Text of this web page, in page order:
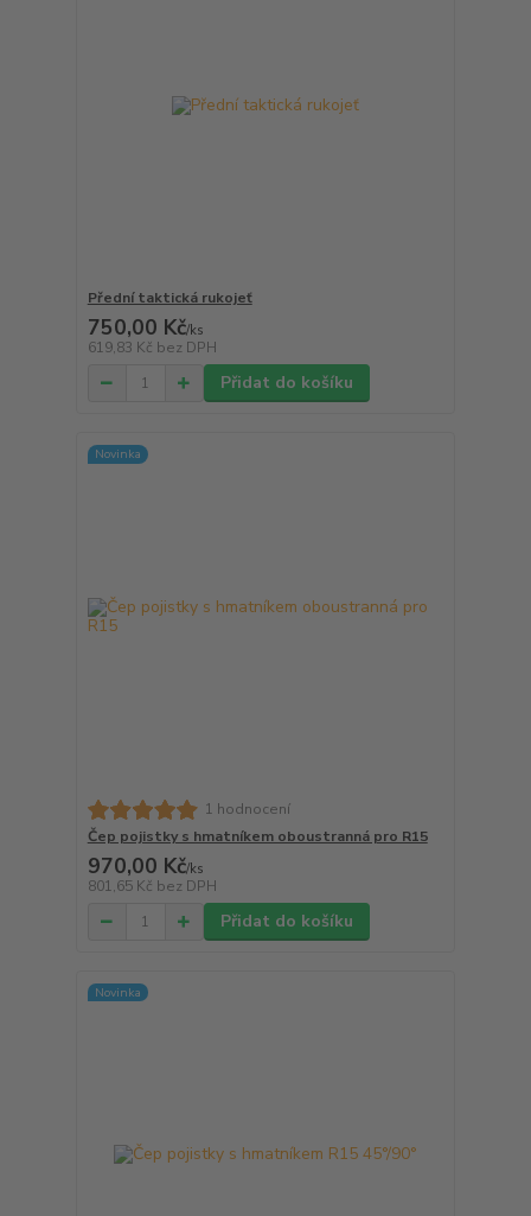
Přední taktická rukojeť
750,00 Kč/ks
619,83 Kč bez DPH
Přidat do košíku
Novinka
1 hodnocení
Čep pojistky s hmatníkem oboustranná pro R15
970,00 Kč/ks
801,65 Kč bez DPH
Přidat do košíku
Novinka